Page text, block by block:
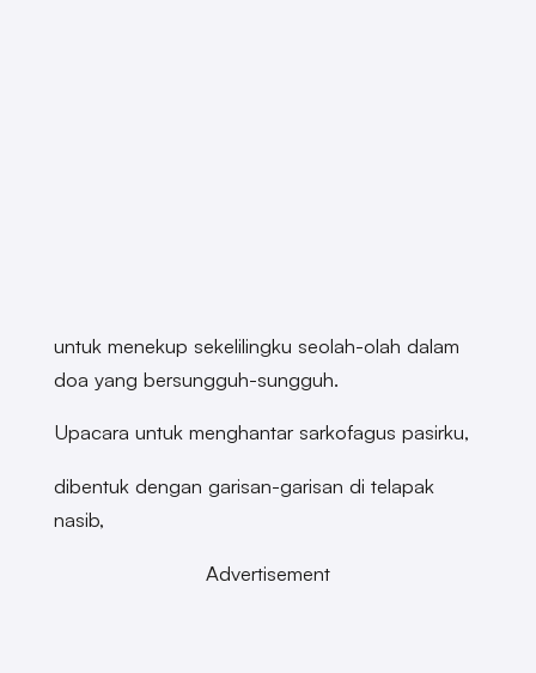
untuk menekup sekelilingku seolah-olah dalam
doa yang bersungguh-sungguh.
Upacara untuk menghantar sarkofagus pasirku,
dibentuk dengan garisan-garisan di telapak
nasib,
Advertisement